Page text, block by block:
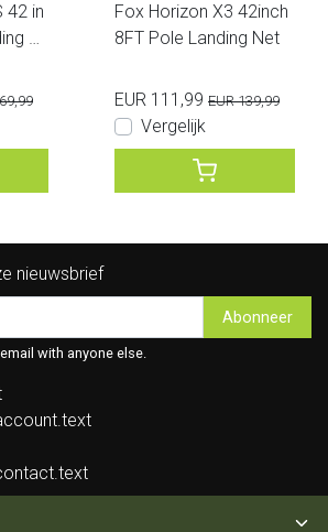
42 in
N
Fox Horizon X3 42inch
8FT Pole Landing Net
EUR 111,99 EUR 139,99
Vergelijk
nieuwsbrief
Abonneer
with anyone else.